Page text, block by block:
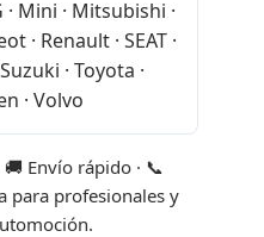
Mini · Mitsubishi ·
· Renault · SEAT ·
· Toyota ·
· Volvo
Envío rápido · 📞
para profesionales y